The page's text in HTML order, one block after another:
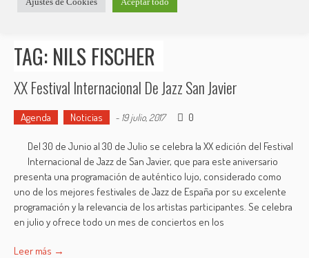
Posts tagged "Nils Fischer"
TAG: NILS FISCHER
XX Festival Internacional De Jazz San Javier
Agenda Noticias - 19 julio, 2017 0
Del 30 de Junio al 30 de Julio se celebra la XX edición del Festival
Internacional de Jazz de San Javier, que para este aniversario
presenta una programación de auténtico lujo, considerado como
uno de los mejores festivales de Jazz de España por su excelente
programación y la relevancia de los artistas participantes. Se celebra
en julio y ofrece todo un mes de conciertos en los
Leer más →